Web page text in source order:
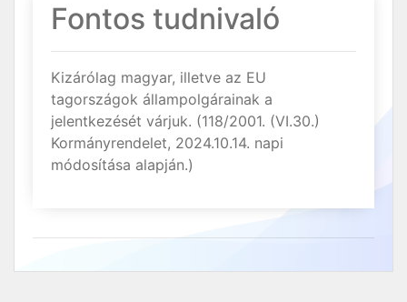
Fontos tudnivaló
Kizárólag magyar, illetve az EU
tagországok állampolgárainak a
jelentkezését várjuk. (118/2001. (VI.30.)
Kormányrendelet, 2024.10.14. napi
módosítása alapján.)